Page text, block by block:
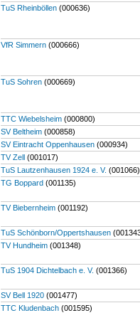
TuS Rheinböllen (000636)
VfR Simmern (000666)
TuS Sohren (000669)
TTC Wiebelsheim (000800)
SV Beltheim (000858)
SV Eintracht Oppenhausen (000934)
TV Zell (001017)
TuS Lautzenhausen 1924 e. V. (001066)
TG Boppard (001135)
TV Biebernheim (001192)
TuS Schönborn/Oppertshausen
TV Hundheim (001348)
TuS 1904 Dichtelbach e. V. (001366)
SV Bell 1920 (001477)
TTC Kludenbach (001595)